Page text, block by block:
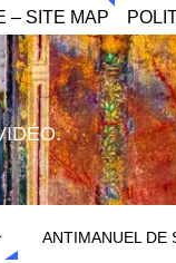
– SITE MAP
ANTIMANUEL DE